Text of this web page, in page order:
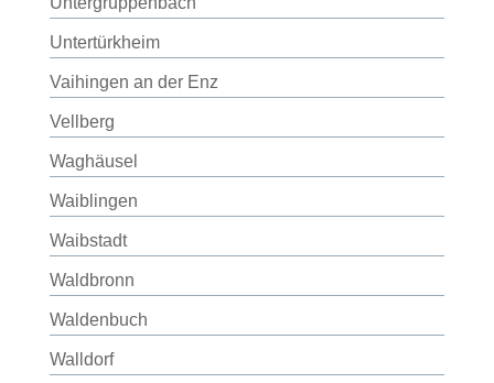
Untertürkheim
Vaihingen an der Enz
Vellberg
Waghäusel
Waiblingen
Waibstadt
Waldbronn
Waldenbuch
Walldorf